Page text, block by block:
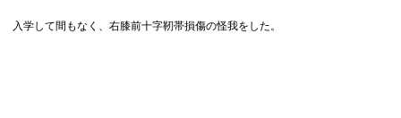
入学して間もなく、右膝前十字靭帯損傷の怪我をした。